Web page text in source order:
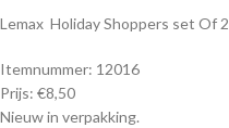
Lemax Holiday Shoppers set Of 2
Itemnummer: 12016
Prijs: €8,50
Nieuw in verpakking.